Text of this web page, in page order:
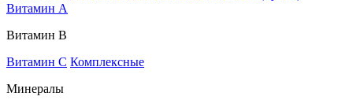
Витамин А
Витамин В
Витамин C Комплексные
Минералы